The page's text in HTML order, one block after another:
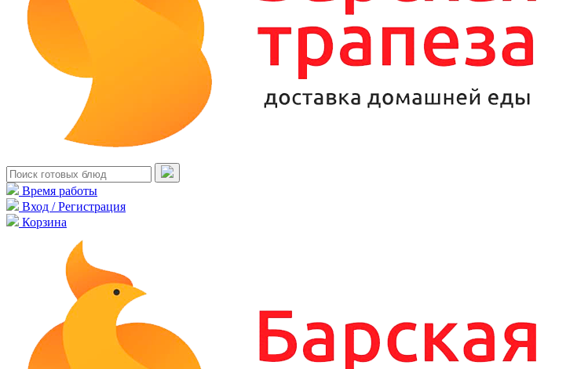
Время работы
Вход / Регистрация
Корзина